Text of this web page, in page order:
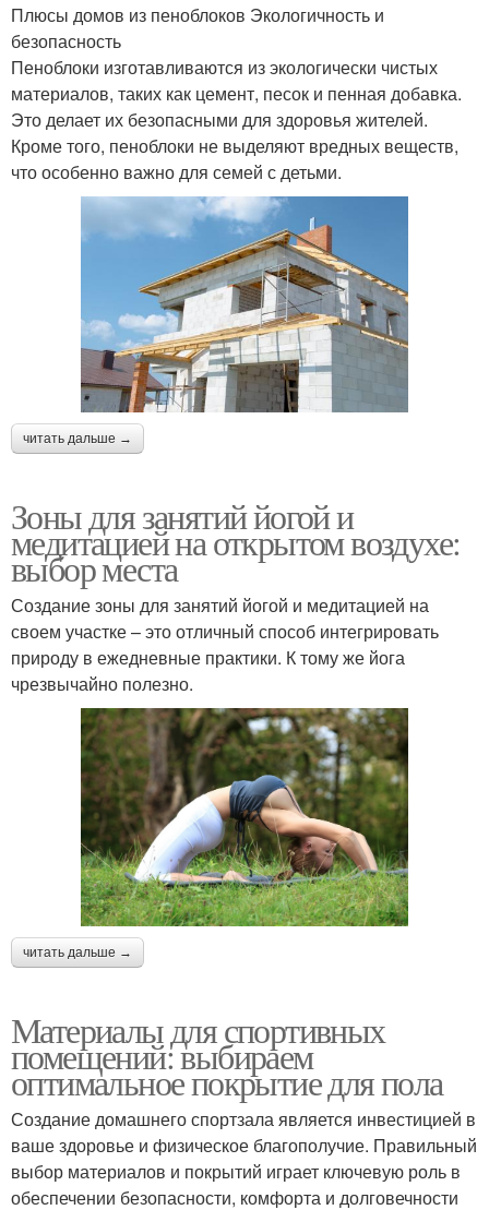
Плюсы домов из пеноблоков Экологичность и
безопасность
Пеноблоки изготавливаются из экологически чистых
материалов, таких как цемент, песок и пенная добавка.
Это делает их безопасными для здоровья жителей.
Кроме того, пеноблоки не выделяют вредных веществ,
что особенно важно для семей с детьми.
читать дальше →
Зоны для занятий йогой и
медитацией на открытом воздухе:
выбор места
Создание зоны для занятий йогой и медитацией на
своем участке – это отличный способ интегрировать
природу в ежедневные практики. К тому же йога
чрезвычайно полезно.
читать дальше →
Материалы для спортивных
помещений: выбираем
оптимальное покрытие для пола
Создание домашнего спортзала является инвестицией в
ваше здоровье и физическое благополучие. Правильный
выбор материалов и покрытий играет ключевую роль в
обеспечении безопасности, комфорта и долговечности